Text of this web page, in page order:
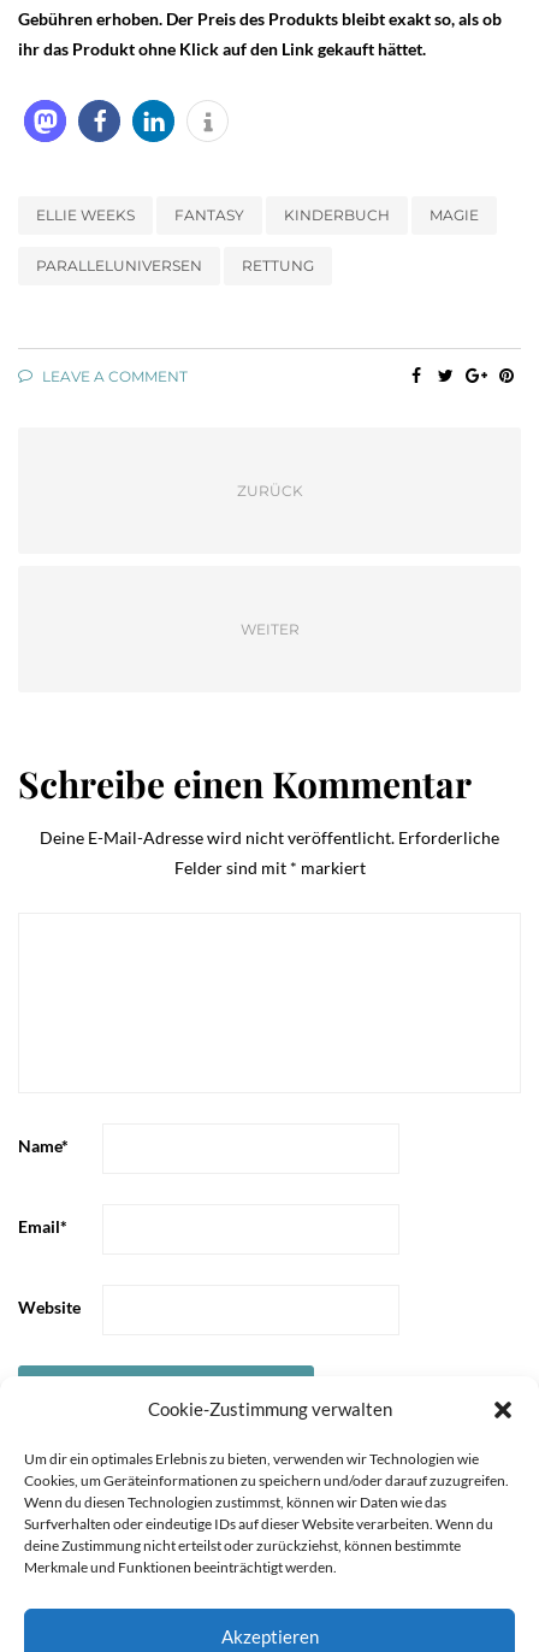
Cookie-Zustimmung verwalten
Um dir ein optimales Erlebnis zu bieten, verwenden wir Technologien wie
Cookies, um Geräteinformationen zu speichern und/oder darauf zuzugreifen.
Wenn du diesen Technologien zustimmst, können wir Daten wie das
Surfverhalten oder eindeutige IDs auf dieser Website verarbeiten. Wenn du
deine Zustimmung nicht erteilst oder zurückziehst, können bestimmte
Merkmale und Funktionen beeinträchtigt werden.
Akzeptieren
Gebühren erhoben. Der Preis des Produkts bleibt exakt so, als ob
ihr das Produkt ohne Klick auf den Link gekauft hättet.
ELLIE WEEKS FANTASY KINDERBUCH MAGIE
PARALLELUNIVERSEN RETTUNG
LEAVE A COMMENT
ZURÜCK
WEITER
Schreibe einen Kommentar
Deine E-Mail-Adresse wird nicht veröffentlicht. Erforderliche
Felder sind mit * markiert
Name*
Email*
Website